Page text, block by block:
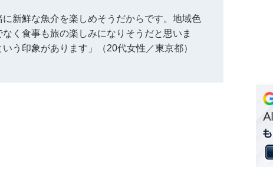
新鮮な魚介を楽しめそうだからです。地域色
く食事も旅の楽しみになりそうだと思いま
う印象があります」（20代女性／東京都）